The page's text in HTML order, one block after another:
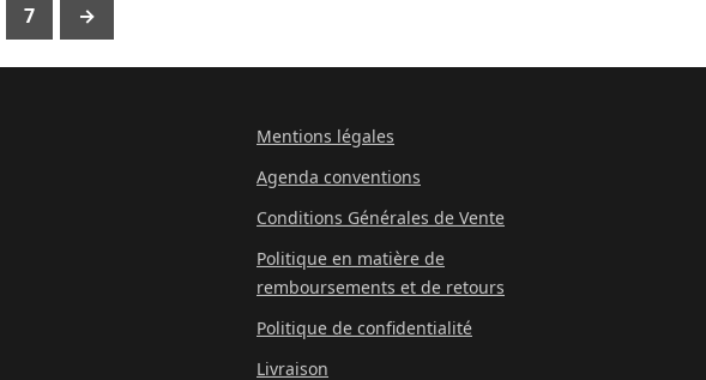
7 →
Mentions légales
Agenda conventions
Conditions Générales de Vente
Politique en matière de
remboursements et de retours
Politique de confidentialité
Livraison